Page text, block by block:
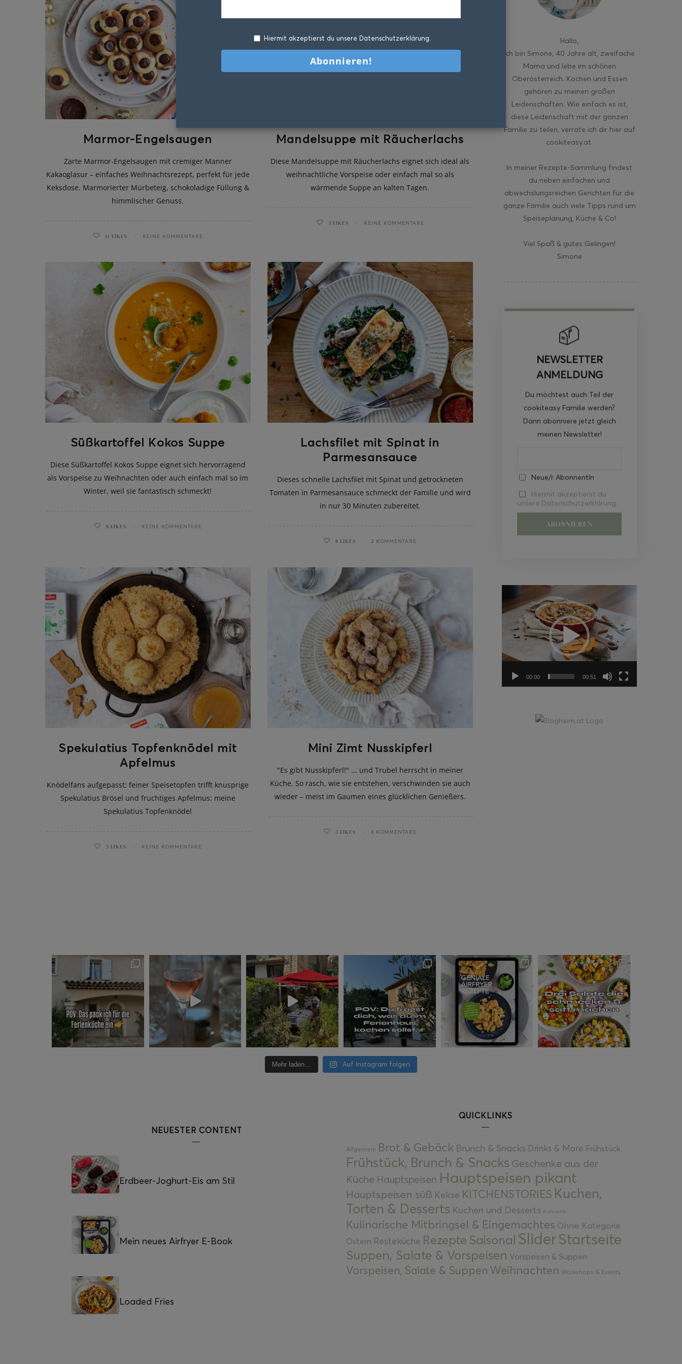
Marmor-Engelsaugen
Zarte Marmor-Engelsaugen mit cremiger Manner
Kakaoglasur – einfaches Weihnachtsrezept, perfekt für jede
Keksdose. Marmorierter Mürbeteig, schokoladige Füllung &
himmlischer Genuss.
11 LIKES KEINE KOMMENTARE
Mandelsuppe mit Räucherlachs
Diese Mandelsuppe mit Räucherlachs eignet sich ideal als
weihnachtliche Vorspeise oder einfach mal so als
wärmende Suppe an kalten Tagen.
3 LIKES KEINE KOMMENTARE
Süßkartoffel Kokos Suppe
Diese Süßkartoffel Kokos Suppe eignet sich hervorragend
als Vorspeise zu Weihnachten oder auch einfach mal so im
Winter, weil sie fantastisch schmeckt!
8 LIKES KEINE KOMMENTARE
Lachsfilet mit Spinat in
Parmesansauce
Dieses schnelle Lachsfilet mit Spinat und getrockneten
Tomaten in Parmesansauce schmeckt der Familie und wird
in nur 30 Minuten zubereitet.
8 LIKES 2 KOMMENTARE
Spekulatius Topfenknödel mit
Apfelmus
Knödelfans aufgepasst: feiner Speisetopfen trifft knusprige
Spekulatius Brösel und fruchtiges Apfelmus: meine
Spekulatius Topfenknödel
5 LIKES KEINE KOMMENTARE
Mini Zimt Nusskipferl
"Es gibt Nusskipferl!" ... und Trubel herrscht in meiner
Küche. So rasch, wie sie entstehen, verschwinden sie auch
wieder – meist im Gaumen eines glücklichen Genießers.
3 LIKES 4 KOMMENTARE
Hallo
ich bin Simone, 40 Jahre alt, zweifache
Mama und lebe im schönen
Oberösterreich. Kochen und Essen
gehören zu meinen großen
Leidenschaften. Wie einfach es ist,
diese Leidenschaft mit der ganzen
Familie zu teilen, verrate ich dir hier auf
cookiteasy.at.
In meiner Rezepte-Sammlung findest
du neben einfachen und
abwechslungsreichen Gerichten für die
ganze Familie auch viele Tipps rund um
Speiseplanung, Küche & Co!
Viel Spaß & gutes Gelingen!
Simone
NEWSLETTER
ANMELDUNG
Du möchtest auch Teil der
cookiteasy Familie werden?
Dann abonniere jetzt gleich
meinen Newsletter!
Neue/r AbonnentIn
Hiermit akzeptierst du
unsere Datenschutzerklärung.
Video-
Player
00:00 00:51
Mehr laden… Auf Instagram folgen
NEUESTER CONTENT
Erdbeer-Joghurt-Eis am Stil
Mein neues Airfryer E-Book
Loaded Fries
QUICKLINKS
Allgemein Brot & Gebäck Brunch & Snacks Drinks & More Frühstück
Frühstück, Brunch & Snacks Geschenke aus der
Küche Hauptspeisen Hauptspeisen pikant
Hauptspeisen süß Kekse KITCHENSTORIES Kuchen,
Torten & Desserts Kuchen und Desserts Kulinarik
Kulinarische Mitbringsel & Eingemachtes Ohne Kategorie
Ostern Resteküche Rezepte Saisonal SliderStartseite
Suppen, Salate & Vorspeisen Vorspeisen & Suppen
Vorspeisen, Salate & Suppen Weihnachten Workshops & Events
Hiermit akzeptierst du unsere Datenschutzerklärung.